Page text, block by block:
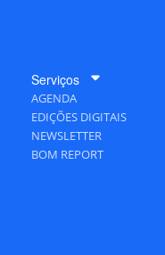
Serviços
AGENDA
EDIÇÕES DIGITAIS
NEWSLETTER
BOM REPORT